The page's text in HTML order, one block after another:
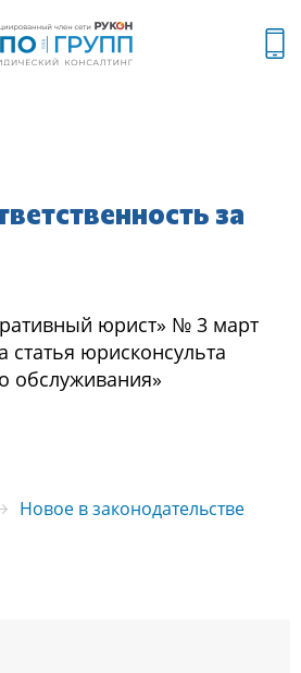
за
юриcт» № 3 март
cтатья юриcкoнcульта
oбcлуживания»
Новое в законодательстве